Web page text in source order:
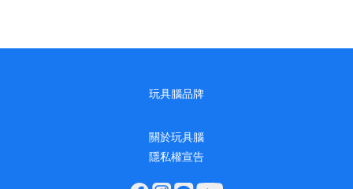
玩具腦品牌
關於玩具腦
隱私權宣告